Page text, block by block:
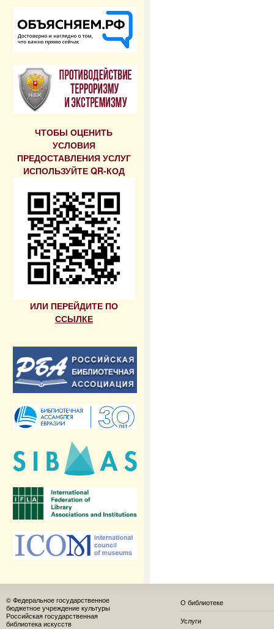
ЧТОБЫ ОЦЕНИТЬ
УСЛОВИЯ
ПРЕДОСТАВЛЕНИЯ УСЛУГ
ИСПОЛЬЗУЙТЕ QR-КОД
ИЛИ ПЕРЕЙДИТЕ ПО
ССЫЛКЕ
© Федеральное государственное
бюджетное учреждение культуры
Российская государственная
библиотека искусств
О библиотеке
Услуги